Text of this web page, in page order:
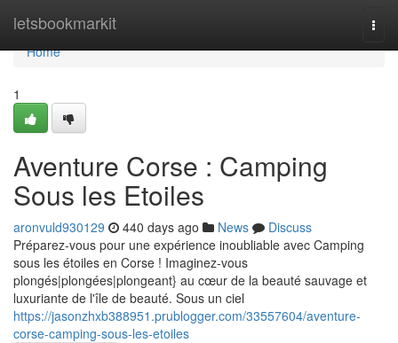
letsbookmarkit
Home
Home
1
Aventure Corse : Camping
Sous les Etoiles
aronvuld930129 440 days ago News
Discuss
Préparez-vous pour une expérience inoubliable avec Camping
sous les étoiles en Corse ! Imaginez-vous
plongés|plongées|plongeant} au cœur de la beauté sauvage et
luxuriante de l'île de beauté. Sous un ciel
https://jasonzhxb388951.prublogger.com/33557604/aventure-
corse-camping-sous-les-etoiles